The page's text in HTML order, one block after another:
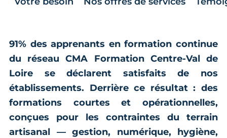
91% des apprenants en formation continue
du réseau CMA Formation Centre-Val de
Loire se déclarent satisfaits de nos
établissements. Derrière ce résultat : des
formations courtes et opérationnelles,
conçues pour les contraintes du terrain
artisanal — gestion, numérique, hygiène,